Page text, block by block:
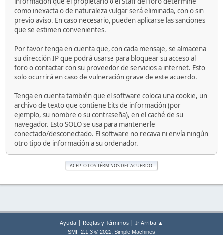
como inexacta o de naturaleza vulgar será eliminada, con o sin
previo aviso. En caso necesario, pueden aplicarse las sanciones
que se estimen convenientes.
Por favor tenga en cuenta que, con cada mensaje, se almacena
su dirección IP que podrá usarse para bloquear su acceso al
foro o contactar con su proveedor de servicios a internet. Esto
solo ocurrirá en caso de vulneración grave de este acuerdo.
Tenga en cuenta también que el software coloca una cookie, un
archivo de texto que contiene bits de información (por
ejemplo, su nombre o su contraseña), en el caché de su
navegador. Esto SOLO se usa para mantenerle
conectado/desconectado. El software no recava ni envía ningún
otro tipo de información a su ordenador.
Ayuda | Reglas y Términos | Ir Arriba ▲
SMF 2.1.3 © 2022, Simple Machines